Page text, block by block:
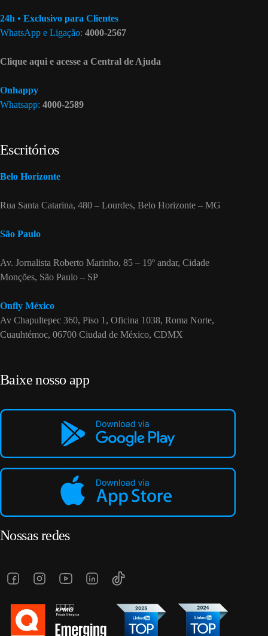
24h • Exclusivo para Clientes
WhatsApp e Ligação: 4000-2567
Clique aqui e acesse a Central de Ajuda
Onhappy
Whatsapp: 4000-2589
Escritórios
Belo Horizonte
Rua Santa Catarina, 480 – Lourdes, Belo Horizonte – MG
São Paulo
Av. Jornalista Roberto Marinho, 85 – 19º andar, Cidade
Monções, São Paulo – SP
Onfly México
Av Chapultepec 360, Piso 1, Oficina 1038, Roma Norte,
Cuauhtémoc, 06700 Ciudad de México, CDMX
Baixe nosso app
Nossas redes